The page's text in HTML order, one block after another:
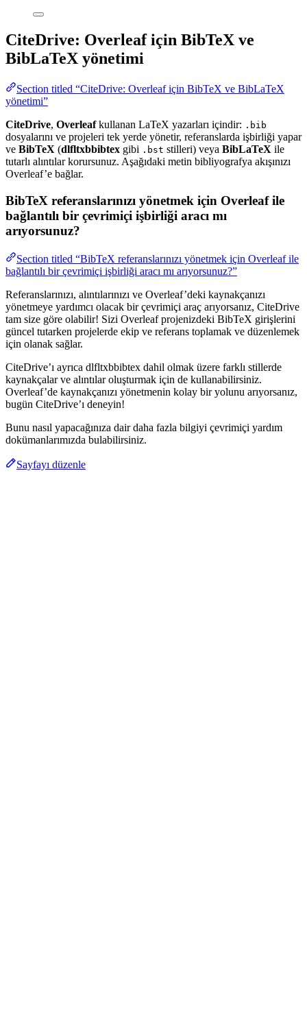
CiteDrive: Overleaf için BibTeX ve
BibLaTeX yönetimi
Section titled “CiteDrive: Overleaf için BibTeX ve BibLaTeX
yönetimi”
CiteDrive, Overleafkullanan LaTeX yazarları içindir: .bib
dosyalarını ve projeleri tek yerde yönetir, referanslarda işbirliği yapar
ve BibTeX (dlfltxbbibtex gibi .bst stilleri) veya BibLaTeX ile
tutarlı alıntılar korursunuz. Aşağıdaki metin bibliyografya akışınızı
Overleaf’e bağlar.
BibTeX referanslarınızı yönetmek için Overleaf ile
bağlantılı bir çevrimiçi işbirliği aracı mı
arıyorsunuz?
Section titled “BibTeX referanslarınızı yönetmek için Overleaf ile
bağlantılı bir çevrimiçi işbirliği aracı mı arıyorsunuz?”
Referanslarınızı, alıntılarınızı ve Overleaf’deki kaynakçanızı
yönetmeye yardımcı olacak bir çevrimiçi araç arıyorsanız, CiteDrive
tam size göre olabilir! Sizi Overleaf projenizdeki BibTeX girişlerini
güncel tutarken projelerde ekip ve referans toplamak ve düzenlemek
için olanak sağlar.
CiteDrive’ı ayrıca dlfltxbbibtex dahil olmak üzere farklı stillerde
kaynakçalar ve alıntılar oluşturmak için de kullanabilirsiniz.
Overleaf’de kaynakçanızı yönetmenin kolay bir yolunu arıyorsanız,
bugün CiteDrive’ı deneyin!
Bunu nasıl yapacağınıza dair daha fazla bilgiyi çevrimiçi yardım
dokümanlarımızda bulabilirsiniz.
Sayfayı düzenle